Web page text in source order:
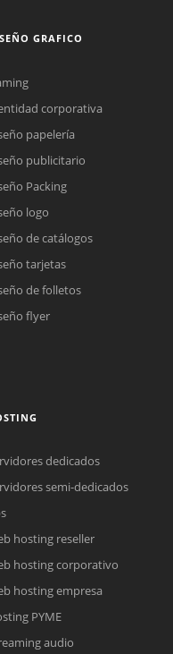
online.
línea. Complete el formulario
GRAFICO
corporativa
papelería
publicitario
Packing
logo
de catálogos
tarjetas
de folletos
flyer
dedicados
semi-dedicados
hosting reseller
hosting corporativo
hosting empresa
PYME
audio